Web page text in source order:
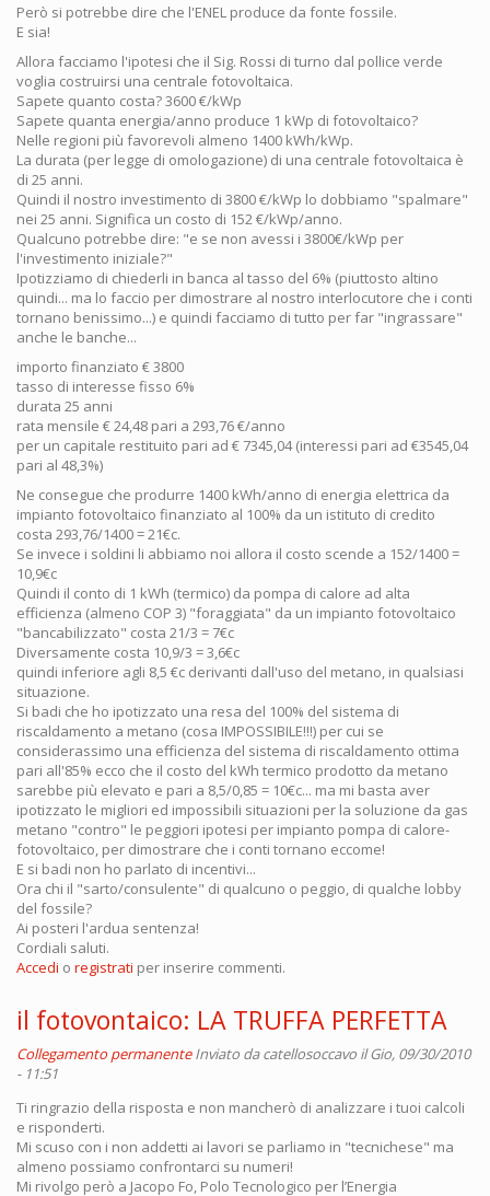
Però si potrebbe dire che l'ENEL produce da fonte fossile.
E sia!
Allora facciamo l'ipotesi che il Sig. Rossi di turno dal pollice verde
voglia costruirsi una centrale fotovoltaica.
Sapete quanto costa? 3600 €/kWp
Sapete quanta energia/anno produce 1 kWp di fotovoltaico?
Nelle regioni più favorevoli almeno 1400 kWh/kWp.
La durata (per legge di omologazione) di una centrale fotovoltaica è
di 25 anni.
Quindi il nostro investimento di 3800 €/kWp lo dobbiamo "spalmare"
nei 25 anni. Significa un costo di 152 €/kWp/anno.
Qualcuno potrebbe dire: "e se non avessi i 3800€/kWp per
l'investimento iniziale?"
Ipotizziamo di chiederli in banca al tasso del 6% (piuttosto altino
quindi... ma lo faccio per dimostrare al nostro interlocutore che i conti
tornano benissimo...) e quindi facciamo di tutto per far "ingrassare"
anche le banche...
importo finanziato € 3800
tasso di interesse fisso 6%
durata 25 anni
rata mensile € 24,48 pari a 293,76 €/anno
per un capitale restituito pari ad € 7345,04 (interessi pari ad €3545,04
pari al 48,3%)
Ne consegue che produrre 1400 kWh/anno di energia elettrica da
impianto fotovoltaico finanziato al 100% da un istituto di credito
costa 293,76/1400 = 21€c.
Se invece i soldini li abbiamo noi allora il costo scende a 152/1400 =
10,9€c
Quindi il conto di 1 kWh (termico) da pompa di calore ad alta
efficienza (almeno COP 3) "foraggiata" da un impianto fotovoltaico
"bancabilizzato" costa 21/3 = 7€c
Diversamente costa 10,9/3 = 3,6€c
quindi inferiore agli 8,5 €c derivanti dall'uso del metano, in qualsiasi
situazione.
Si badi che ho ipotizzato una resa del 100% del sistema di
riscaldamento a metano (cosa IMPOSSIBILE!!!) per cui se
considerassimo una efficienza del sistema di riscaldamento ottima
pari all'85% ecco che il costo del kWh termico prodotto da metano
sarebbe più elevato e pari a 8,5/0,85 = 10€c... ma mi basta aver
ipotizzato le migliori ed impossibili situazioni per la soluzione da gas
metano "contro" le peggiori ipotesi per impianto pompa di calore-
fotovoltaico, per dimostrare che i conti tornano eccome!
E si badi non ho parlato di incentivi...
Ora chi il "sarto/consulente" di qualcuno o peggio, di qualche lobby
del fossile?
Ai posteri l'ardua sentenza!
Cordiali saluti.
Accedi o registrati per inserire commenti.
il fotovontaico: LA TRUFFA PERFETTA
Collegamento permanente Inviato dacatellosoccavo il Gio, 09/30/2010
- 11:51
Ti ringrazio della risposta e non mancherò di analizzare i tuoi calcoli
e risponderti.
Mi scuso con i non addetti ai lavori se parliamo in "tecnichese" ma
almeno possiamo confrontarci su numeri!
Mi rivolgo però a Jacopo Fo, Polo Tecnologico per l’Energia